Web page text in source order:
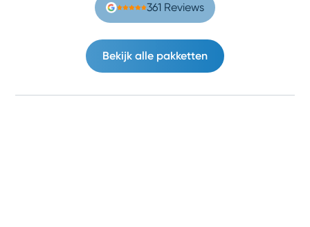
361 Reviews
Bekijk alle pakketten